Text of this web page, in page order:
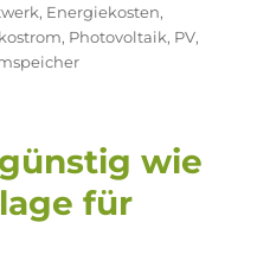
, Energiekosten,
, Photovoltaik, PV,
wie
für